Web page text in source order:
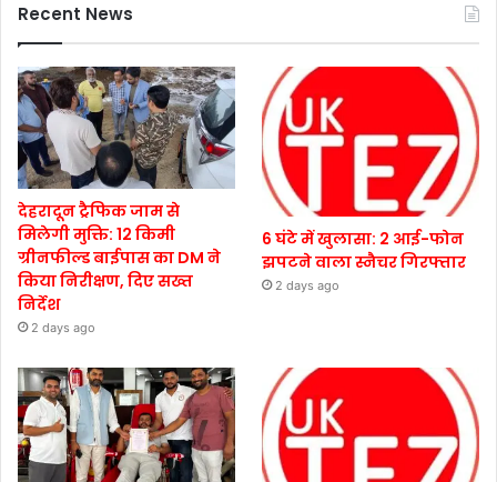
Recent News
देहरादून ट्रैफिक जाम से
मिलेगी मुक्ति: 12 किमी
ग्रीनफील्ड बाईपास का DM ने
किया निरीक्षण, दिए सख्त
निर्देश
2 days ago
6 घंटे में खुलासा: 2 आई-फोन
झपटने वाला स्नैचर गिरफ्तार
2 days ago